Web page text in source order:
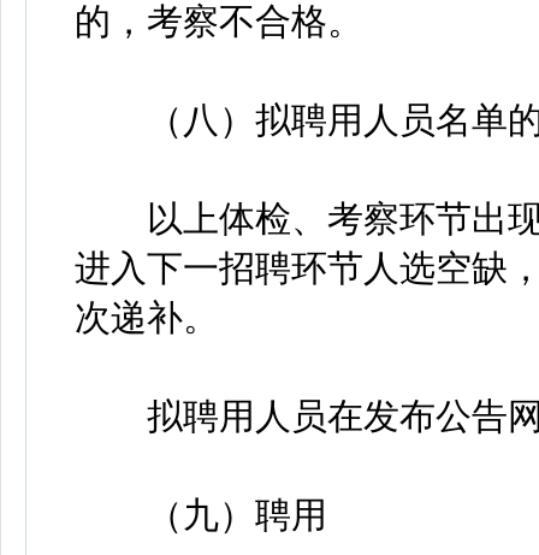
的，考察不合格。
（八）拟聘用人员名单的
以上体检、考察环节出现
进入下一招聘环节人选空缺
次递补。
拟聘用人员在发布公告网
（九）聘用